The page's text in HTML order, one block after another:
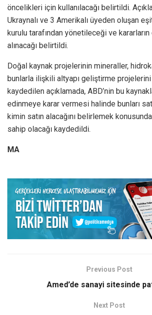
öncelikleri için kullanılacağı belirtildi.
Ukraynalı ve 3 Amerikalı üyeden oluşan
kurulu tarafından yönetileceği ve
alınacağı belirtildi.
Doğal kaynak projelerinin mineraller,
bunlarla ilişkili altyapı geliştirme
kaydedilen açıklamada, ABD’nin bu
edinmeye karar vermesi halinde bunları
kimin satın alacağını belirlemek
sahip olacağı kaydedildi.
MA
Previous Post
Amed’de sanayi sitesinde
Next Post